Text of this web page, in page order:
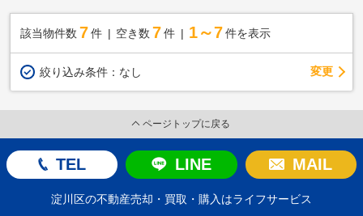
該当物件数 7件 空き数 7 件 1～7 件を表示
絞り込み条件： なし 変更
ページトップに戻る
TEL LINE MAIL
淀川区の不動産売却・買取・購入はライフサービス